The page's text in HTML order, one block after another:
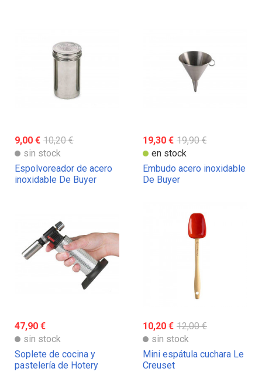
9,00 € 10,20 €
sin stock
Espolvoreador de acero
inoxidable De Buyer
19,30 € 19,90 €
en stock
Embudo acero inoxidable
De Buyer
47,90 €
sin stock
Soplete de cocina y
pastelería de Hotery
10,20 € 12,00 €
sin stock
Mini espátula cuchara Le
Creuset